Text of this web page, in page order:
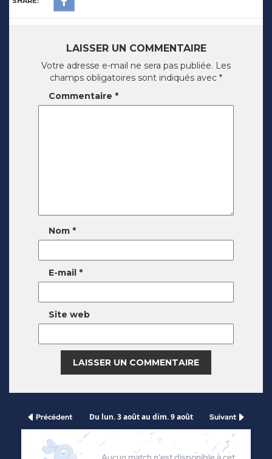
LAISSER UN COMMENTAIRE
Votre adresse e-mail ne sera pas publiée. Les
champs obligatoires sont indiqués avec *
Commentaire *
Nom *
E-mail *
Site web